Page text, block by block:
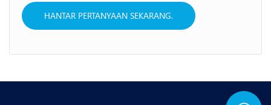
HANTAR PERTANYAAN SEKARANG.